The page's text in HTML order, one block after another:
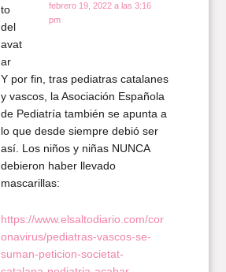
febrero 19, 2022 a las 3:16
pm
Y por fin, tras pediatras catalanes
y vascos, la Asociación Española
de Pediatría también se apunta a
lo que desde siempre debió ser
así. Los niños y niñas NUNCA
debieron haber llevado
mascarillas:
https://www.elsaltodiario.com/cor
onavirus/pediatras-vascos-se-
suman-peticion-societat-